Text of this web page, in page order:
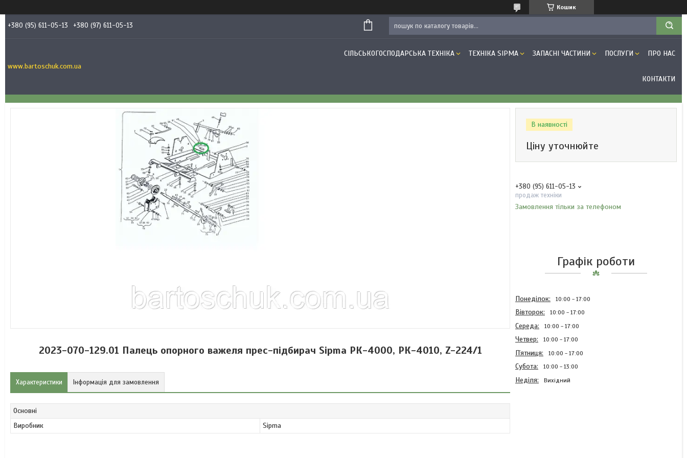
Кошик
+380 (95) 611-05-13 +380 (97) 611-05-13
www.bartoschuk.com.ua
СІЛЬСЬКОГОСПОДАРСЬКА ТЕХНІКА ТЕХНІКА SIPMA ЗАПАСНІ ЧАСТИНИ ПОСЛУГИ ПРО НАС
КОНТАКТИ
2023-070-129.01 Палець опорного важеля прес-підбирач Sipma РК-4000, РК-4010, Z-224/1
Характеристики Інформація для замовлення
Основні
Виробник
Sipma
В наявності
Ціну уточнюйте
+380 (95) 611-05-13
продаж техніки
Замовлення тільки за телефоном
Графік роботи
Понеділок 10:00 17:00
Вівторок 10:00 17:00
Середа 10:00 17:00
Четвер 10:00 17:00
Пʼятниця 10:00 17:00
Субота 10:00 13:00
Неділя Вихідний